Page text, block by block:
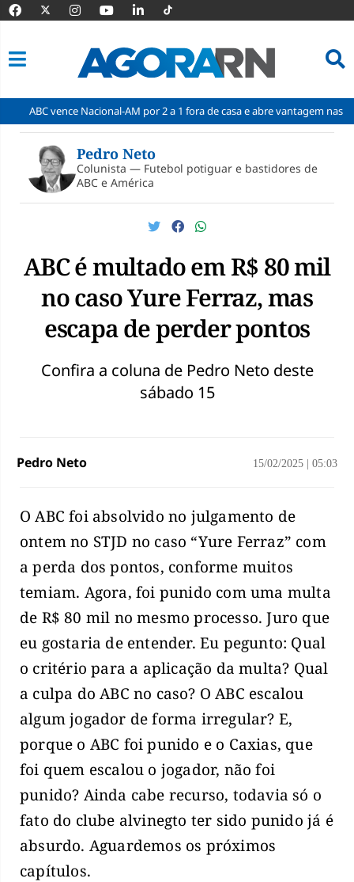
Nacional-AM por 2 a 1 fora de casa e abre vantagem nas quartas
Pular
conteúdo
Pedro Neto
Colunista — Futebol potiguar e bastidores de
ABC e América
ABC é multado em R$ 80 mil
no caso Yure Ferraz, mas
escapa de perder pontos
Confira a coluna de Pedro Neto deste
sábado 15
Pedro Neto 15/02/2025 05:03
O ABC foi absolvido no julgamento de
ontem no STJD no caso “Yure Ferraz” com
a perda dos pontos, conforme muitos
temiam. Agora, foi punido com uma multa
de R$ 80 mil no mesmo processo. Juro que
eu gostaria de entender. Eu pegunto: Qual
o critério para a aplicação da multa? Qual
a culpa do ABC no caso? O ABC escalou
algum jogador de forma irregular? E,
porque o ABC foi punido e o Caxias, que
foi quem escalou o jogador, não foi
punido? Ainda cabe recurso, todavia só o
fato do clube alvinegto ter sido punido já é
absurdo. Aguardemos os próximos
capítulos.